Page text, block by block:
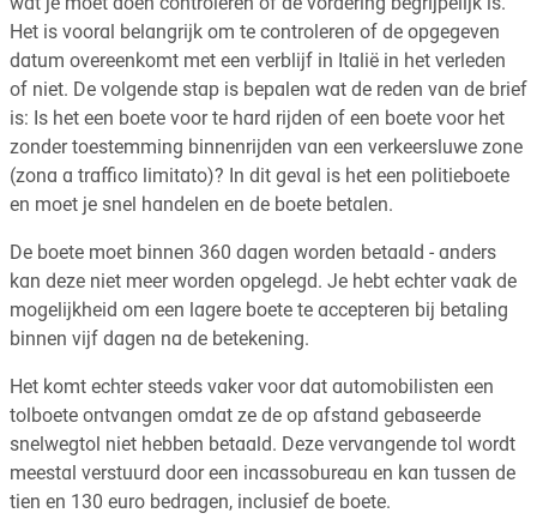
wat je moet doen controleren of de vordering begrijpelijk is.
Het is vooral belangrijk om te controleren of de opgegeven
datum overeenkomt met een verblijf in Italië in het verleden
of niet. De volgende stap is bepalen wat de reden van de brief
is: Is het een boete voor te hard rijden of een boete voor het
zonder toestemming binnenrijden van een verkeersluwe zone
(zona a traffico limitato)? In dit geval is het een politieboete
en moet je snel handelen en de boete betalen.
De boete moet binnen 360 dagen worden betaald - anders
kan deze niet meer worden opgelegd. Je hebt echter vaak de
mogelijkheid om een lagere boete te accepteren bij betaling
binnen vijf dagen na de betekening.
Het komt echter steeds vaker voor dat automobilisten een
tolboete ontvangen omdat ze de op afstand gebaseerde
snelwegtol niet hebben betaald. Deze vervangende tol wordt
meestal verstuurd door een incassobureau en kan tussen de
tien en 130 euro bedragen, inclusief de boete.